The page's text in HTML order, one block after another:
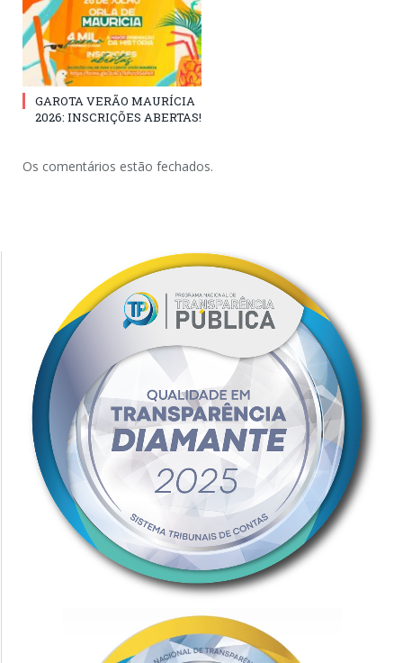
GAROTA VERÃO MAURÍCIA
2026: INSCRIÇÕES ABERTAS!
Os comentários estão fechados.